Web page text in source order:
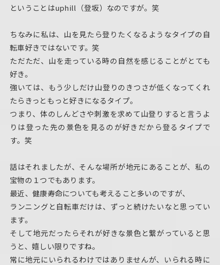
ということはuphill（登坂）なのですが。笑
ちなみに私は、山を見たら登りたくなるようなタイプの自
転車好きではないです。笑
ただただ、山を走っている時の自然を感じることがとても
好き。
強いては、もう少しだけ山登りのきつさが低くなってくれ
たらきっともっと好きになるタイプ。
つまり、体のしんどさや刺激を求めて山登りすると言うよ
りは登った先の景色を見るのが好きだから登るタイプで
す。笑
話はそれましたが、そんな場所が地元にあることが、私の
宝物の１つでもあります。
最近、健康寿命についても考えること多いのですが、
ランニングと自転車だけは、ずっと続けたいなと思ってい
ます。
そして地元だったらそれが好きな景色と繋がっていると思
うと、嬉しい限りですね。
常に地元にいられるわけではありませんが、いられる時に